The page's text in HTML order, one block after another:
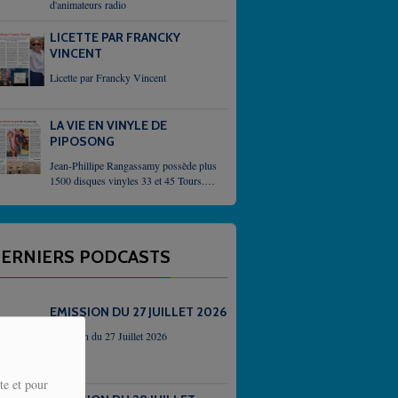
et pour
d'animateurs radio
LICETTE PAR FRANCKY
VINCENT
Licette par Francky Vincent
LA VIE EN VINYLE DE
PIPOSONG
Jean-Phillipe Rangassamy possède plus
1500 disques vinyles 33 et 45 Tours. Il
grace, parfois, à des...
PODCASTS
EMISSION DU 27 JUILLET 2026
Emission du 27 Juillet 2026